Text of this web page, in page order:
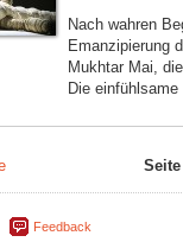
Nach wahren
Emanzipierung
Mukhtar Mai,
Die
Feedback